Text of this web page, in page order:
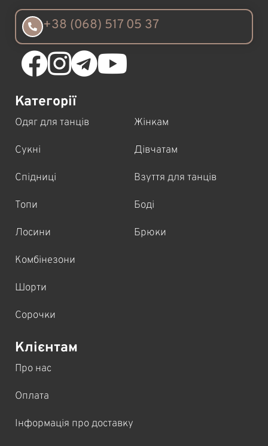
+38 (068) 517 05 37
Категорії
Одяг для танців
Сукні
Спідниці
Топи
Лосини
Комбінезони
Шорти
Сорочки
Жінкам
Дівчатам
Взуття для танців
Боді
Брюки
Клієнтам
Про нас
Оплата
Інформація про доставку